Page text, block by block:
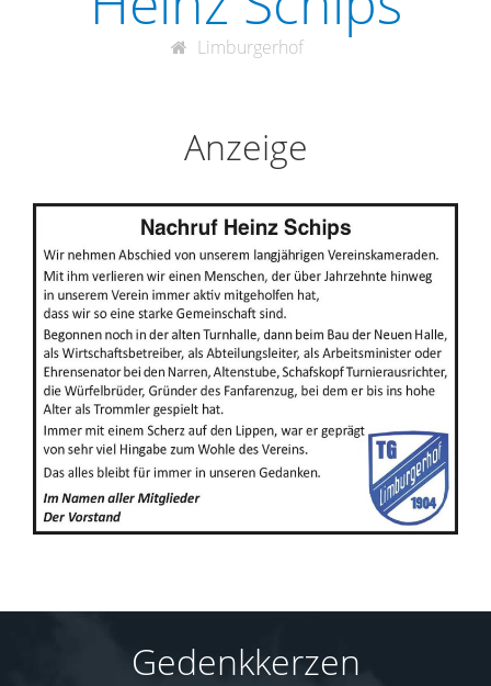
Limburgerhof
Anzeige
Gedenkkerzen